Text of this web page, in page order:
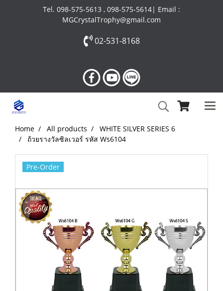
Tel. 098-575-5613 , 098-575-5614| Email :
MGCrystalTrophy@gmail.com
02-531-8168
Home All products
WHITE SILVER SERIES 6
ถ้วยรางวัลซิลเวอร์ รหัส Ws6104
Pre-Order